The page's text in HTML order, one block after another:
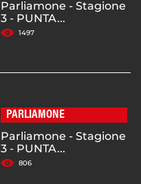
Parliamone - Stagione
3 - PUNTA...
1497
PARLIAMONE
Parliamone - Stagione
3 - PUNTA...
806